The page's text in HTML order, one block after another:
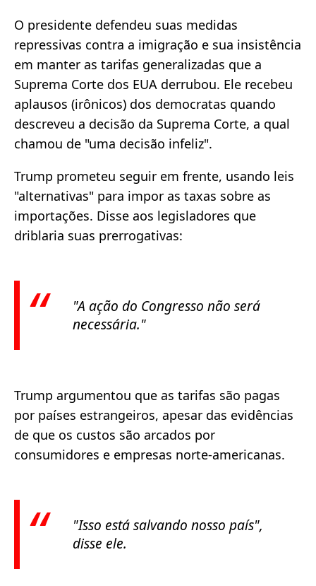
O presidente defendeu suas medidas
repressivas contra a imigração e sua insistência
em manter as tarifas generalizadas que a
Suprema Corte dos EUA derrubou. Ele recebeu
aplausos (irônicos) dos democratas quando
descreveu a decisão da Suprema Corte, a qual
chamou de "uma decisão infeliz".
Trump prometeu seguir em frente, usando leis
"alternativas" para impor as taxas sobre as
importações. Disse aos legisladores que
driblaria suas prerrogativas:
"A ação do Congresso não será
necessária."
Trump argumentou que as tarifas são pagas
por países estrangeiros, apesar das evidências
de que os custos são arcados por
consumidores e empresas norte-americanas.
"Isso está salvando nosso país",
disse ele.